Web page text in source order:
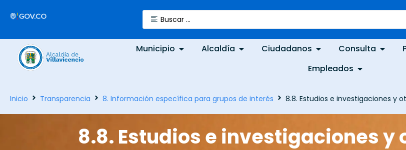
Municipio Alcaldía Ciudadanos Consulta
Empleados
Inicio Transparencia 8. Información específica para grupos de interés 8.8. Estudios e investigaciones y
8.8. Estudios e investigaciones